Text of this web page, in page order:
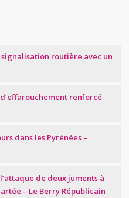
signalisation routière avec un
renforcé
dans les Pyrénées –
de deux juments à
– Le Berry Républicain